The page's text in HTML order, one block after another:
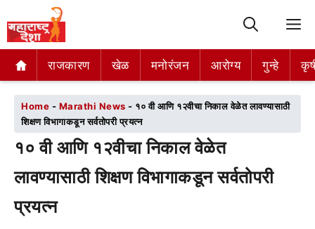
राजकारण खेळ मनोरंजन आरोग्य गुन्हे
राजकारण खेळ मनोरंजन आरोग्य गुन्हे
Home - Marathi News - १० वी आणि १२वीचा निकाल वेळेत लावण्यासाठी
शिक्षण विभागाकडून सर्वतोपरी प्रयत्न
१० वी आणि १२वीचा निकाल वेळेत
लावण्यासाठी शिक्षण विभागाकडून सर्वतोपरी
प्रयत्न